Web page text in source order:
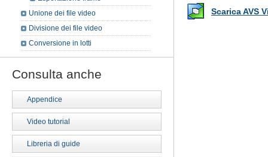
Scarica AVS
Unione dei file video
Divisione dei file video
Conversione in lotti
Consulta anche
Appendice
Video tutorial
Libreria di guide